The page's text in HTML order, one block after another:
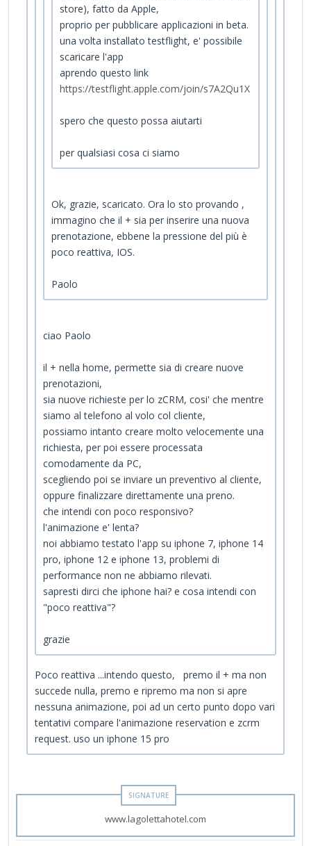
store), fatto da Apple,
proprio per pubblicare applicazioni in beta.
una volta installato testflight, e' possibile
scaricare l'app
aprendo questo link
https://testflight.apple.com/join/s7A2Qu1X
spero che questo possa aiutarti
per qualsiasi cosa ci siamo
Ok, grazie, scaricato. Ora lo sto provando ,
immagino che il + sia per inserire una nuova
prenotazione, ebbene la pressione del più è
poco reattiva, IOS.
Paolo
ciao Paolo
il + nella home, permette sia di creare nuove
prenotazioni,
sia nuove richieste per lo zCRM, cosi' che mentre
siamo al telefono al volo col cliente,
possiamo intanto creare molto velocemente una
richiesta, per poi essere processata
comodamente da PC,
scegliendo poi se inviare un preventivo al cliente,
oppure finalizzare direttamente una preno.
che intendi con poco responsivo?
l'animazione e' lenta?
noi abbiamo testato l'app su iphone 7, iphone 14
pro, iphone 12 e iphone 13, problemi di
performance non ne abbiamo rilevati.
sapresti dirci che iphone hai? e cosa intendi con
"poco reattiva"?
grazie
Poco reattiva ...intendo questo, premo il + ma non
succede nulla, premo e ripremo ma non si apre
nessuna animazione, poi ad un certo punto dopo vari
tentativi compare l'animazione reservation e zcrm
request. uso un iphone 15 pro
www.lagolettahotel.com